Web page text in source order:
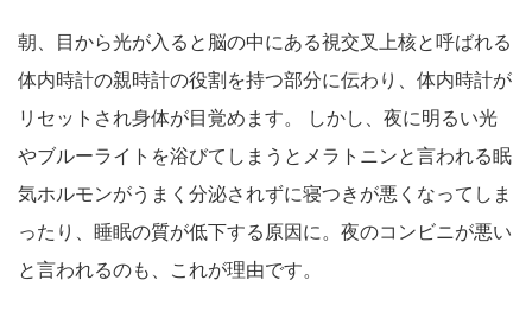
朝、目から光が入ると脳の中にある視交叉上核と呼ばれる
体内時計の親時計の役割を持つ部分に伝わり、体内時計が
リセットされ身体が目覚めます。 しかし、夜に明るい光
やブルーライトを浴びてしまうとメラトニンと言われる眠
気ホルモンがうまく分泌されずに寝つきが悪くなってしま
ったり、睡眠の質が低下する原因に。夜のコンビニが悪い
と言われるのも、これが理由です。